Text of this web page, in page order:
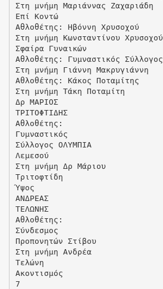
Στη μνήμη Μαριάννας Ζαχαριάδη
Επί Κοντώ
Αθλοθέτης: Hβόννη Χρυσοχού
Στη μνήμη Κωνσταντίνου Χρυσοχού
Σφαίρα Γυναικών
Αθλοθέτης: Γυμναστικός
Στη μνήμη Γιάννη Μακρυγιάννη
Αθλοθέτης: Κάκος Ποταμίτης
Στη μνήμη Τάκη Ποταμίτη
Δρ ΜΑΡΙΟΣ
ΤΡΙΤΟΦΤΙΔΗΣ
Αθλοθέτης:
Γυμναστικός
Σύλλογος ΟΛΥΜΠΙΑ
Λεμεσού
Στη μνήμη Δρ Μάριου
Τριτοφτίδη
Ύψος
ΑΝΔΡΕΑΣ
ΤΕΛΩΝΗΣ
Αθλοθέτης:
Σύνδεσμος
Προπονητών Στίβου
Στη μνήμη Ανδρέα
Τελώνη
Ακοντισμός
7